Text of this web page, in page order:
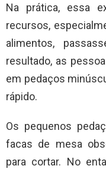
Na prática, essa
recursos,
alimentos,
resultado, as
em pedaços
rápido.
Os pequenos
facas de mesa
para cortar. No